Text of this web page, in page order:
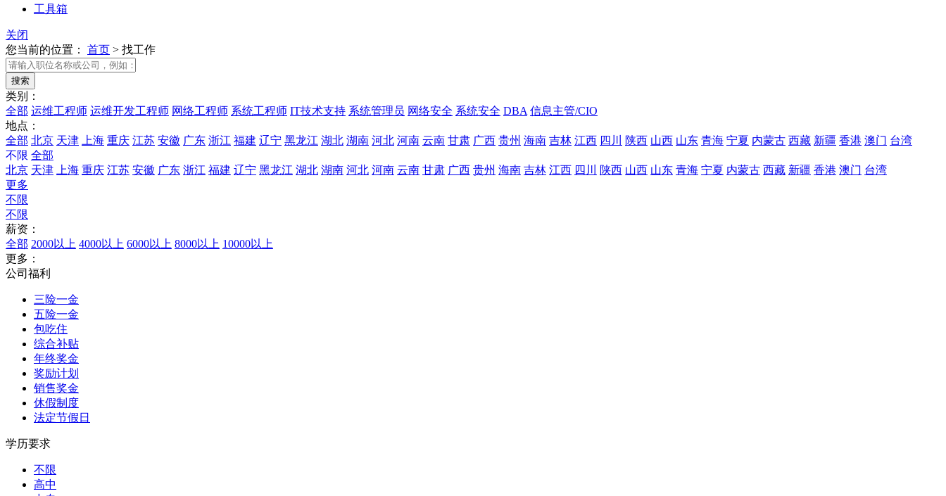
工具箱
关闭
您当前的位置： 首页 > 找工作
类别：
全部 运维工程师 运维开发工程师 网络工程师 系统工程师 IT技术支持 系统管理员 网络安全 系统安全 DBA 信息主管/CIO
地点：
全部 北京 天津 上海 重庆 江苏 安徽 广东 浙江 福建 辽宁 黑龙江 湖北 湖南 河北 河南 云南 甘肃 广西 贵州 海南 吉林 江西 四川 陕西 山西 山东 青海 宁夏 内蒙古 西藏 新疆 香港 澳门 台湾
不限 全部
北京 天津 上海 重庆 江苏 安徽 广东 浙江 福建 辽宁 黑龙江 湖北 湖南 河北 河南 云南 甘肃 广西 贵州 海南 吉林 江西 四川 陕西 山西 山东 青海 宁夏 内蒙古 西藏 新疆 香港 澳门 台湾
更多
不限
不限
薪资：
全部 2000以上 4000以上 6000以上 8000以上 10000以上
更多：
公司福利
三险一金
五险一金
包吃住
综合补贴
年终奖金
奖励计划
销售奖金
休假制度
法定节假日
学历要求
不限
高中